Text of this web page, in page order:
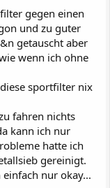
gegen einen
und zu guter
getauscht aber
wenn ich ohne
sportfilter nix
fahren nichts
kann ich nur
hatte ich
gereinigt.
nur okay...